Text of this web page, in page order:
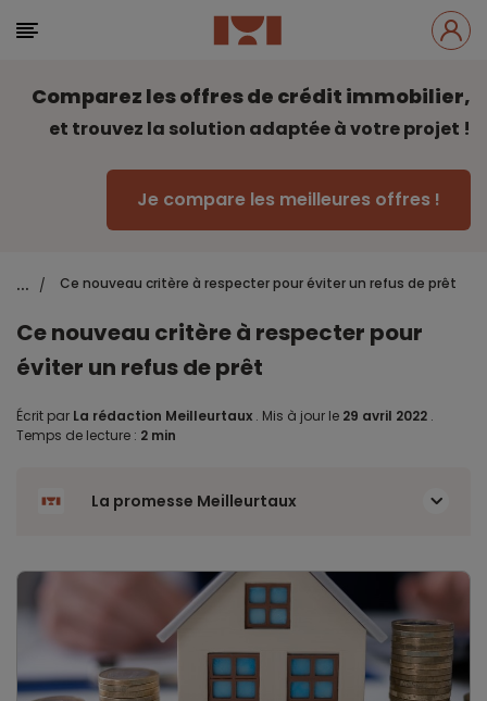
Comparez les offres de crédit immobilier,
et trouvez la solution adaptée à votre projet !
Je compare les meilleures offres !
... / Ce nouveau critère à respecter pour éviter un refus de prêt
Ce nouveau critère à respecter pour
éviter un refus de prêt
Écrit par La rédaction Meilleurtaux . Mis à jour le 29 avril 2022 .
Temps de lecture : 2 min
La promesse Meilleurtaux